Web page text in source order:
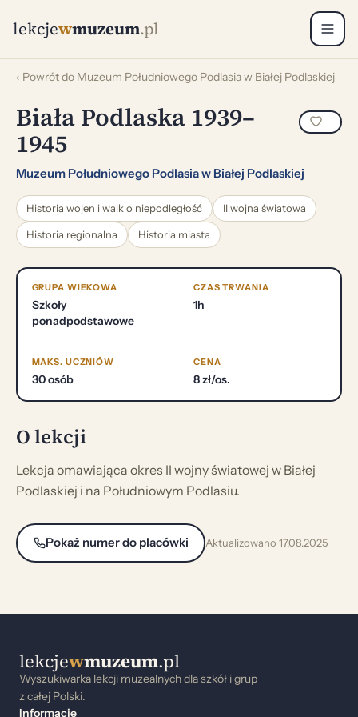
lekcjewmuzeum.pl
‹ Powrót do Muzeum Południowego Podlasia w Białej Podlaskiej
Biała Podlaska 1939–
1945
Muzeum Południowego Podlasia w Białej Podlaskiej
Historia wojen i walk o niepodległość II wojna światowa
Historia regionalna Historia miasta
GRUPA WIEKOWA
Szkoły
ponadpodstawowe
CZAS TRWANIA
1h
MAKS. UCZNIÓW
30 osób
CENA
8 zł/os.
O lekcji
Lekcja omawiająca okres II wojny światowej w Białej
Podlaskiej i na Południowym Podlasiu.
Pokaż numer do placówki Aktualizowano 17.08.2025
lekcjewmuzeum.pl
Wyszukiwarka lekcji muzealnych dla szkół i grup
z całej Polski.
Informacje